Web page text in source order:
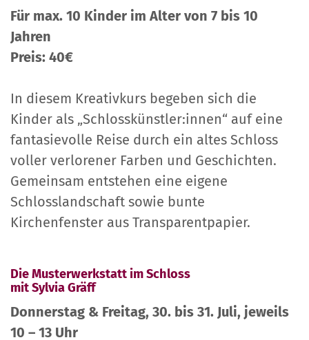
Für max. 10 Kinder im Alter von 7 bis 10
Jahren
Preis: 40€
In diesem Kreativkurs begeben sich die
Kinder als „Schlosskünstler:innen“ auf eine
fantasievolle Reise durch ein altes Schloss
voller verlorener Farben und Geschichten.
Gemeinsam entstehen eine eigene
Schlosslandschaft sowie bunte
Kirchenfenster aus Transparentpapier.
Die Musterwerkstatt im Schloss
mit Sylvia Gräff
Donnerstag & Freitag, 30. bis 31. Juli, jeweils
10 – 13 Uhr